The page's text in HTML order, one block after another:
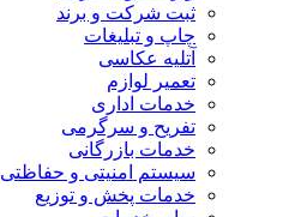
ثبت شرکت و برند
چاپ و تبلیغات
آتلیه عکاسی
تعمیر لوازم
خدمات اداری
تفریح و سرگرمی
خدمات بازرگانی
سیستم امنیتی و حفاظتی
خدمات پخش و توزیع